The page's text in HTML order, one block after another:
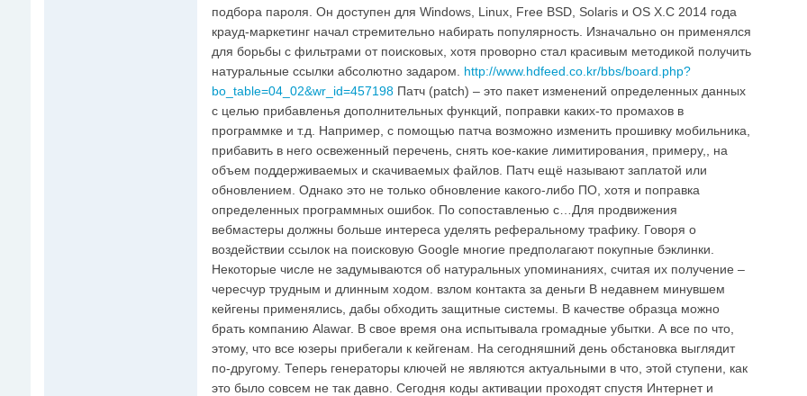
подбора пароля. Он доступен для Windows, Linux, Free BSD, Solaris и OS X.С 2014 года
крауд-маркетинг начал стремительно набирать популярность. Изначально он применялся
для борьбы с фильтрами от поисковых, хотя проворно стал красивым методикой получить
натуральные ссылки абсолютно задаром. http://www.hdfeed.co.kr/bbs/board.php?
bo_table=04_02&wr_id=457198Патч (patch) – это пакет изменений определенных данных
с целью прибавленья дополнительных функций, поправки каких-то промахов в
программке и т.д. Например, с помощью патча возможно изменить прошивку мобильника,
прибавить в него освеженный перечень, снять кое-какие лимитирования, примеру,, на
объем поддерживаемых и скачиваемых файлов. Патч ещё называют заплатой или
обновлением. Однако это не только обновление какого-либо ПО, хотя и поправка
определенных программных ошибок. По сопоставленью с…Для продвижения
вебмастеры должны больше интереса уделять реферальному трафику. Говоря о
воздействии ссылок на поисковую Google многие предполагают покупные бэклинки.
Некоторые числе не задумываются об натуральных упоминаниях, считая их получение –
чересчур трудным и длинным ходом. взлом контакта за деньги В недавнем минувшем
кейгены применялись, дабы обходить защитные системы. В качестве образца можно
брать компанию Alawar. В свое время она испытывала громадные убытки. А все по что,
этому, что все юзеры прибегали к кейгенам. На сегодняшний день обстановка выглядит
по-другому. Теперь генераторы ключей не являются актуальными в что, этой ступени, как
это было совсем не так давно. Сегодня коды активации проходят спустя Интернет и